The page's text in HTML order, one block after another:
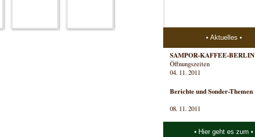
Aktuelles
SAMPOR-KAFFEE-BERLIN
Öffnungszeiten
04. 11. 2011
Berichte und Sonder-Themen
08. 11. 2011
Hier geht es zum